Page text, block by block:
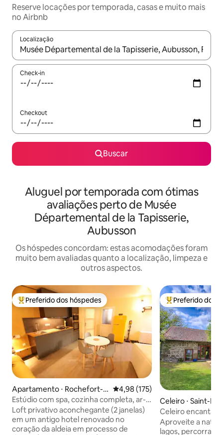
Reserve locações por temporada, casas e muito mais
no Airbnb
Localização
Quando os resultados estiverem disponíveis, explore-os
Check-in
Checkout
Buscar
Aluguel por temporada com ótimas
avaliações perto de Musée
Départemental de la Tapisserie,
Aubusson
Os hóspedes concordam: estas acomodações foram
muito bem avaliadas quanto a localização, limpeza e
outros aspectos.
Entre os melhores preferidos dos hóspedes
Preferido dos hóspedes
Apartamento ⋅ Rochefort-
Montagne
4,98 de uma avaliação média de
4,98 (175)
Estúdio com spa, cozinha completa, ar-
condicionado e cama gigante
Loft privativo aconchegante (2 janelas)
em um antigo hotel renovado no
coração da aldeia em processo de
Entre os
Preferido dos
Celeiro ⋅ Saint-
ue
Celeiro
Lac de Vassivière
Aproveite a
lagos, percorra